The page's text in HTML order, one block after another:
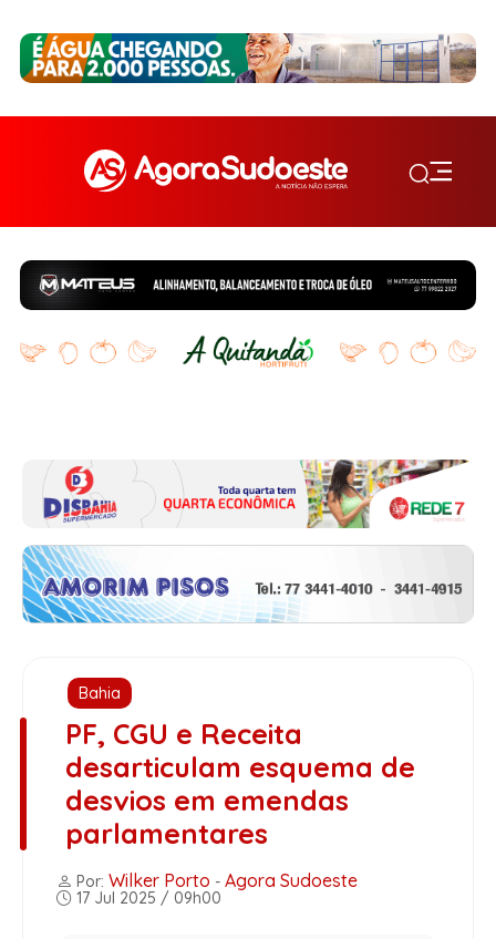
Bahia
PF, CGU e Receita
desarticulam esquema de
desvios em emendas
parlamentares
Por: Wilker Porto - Agora Sudoeste
17 Jul 2025 / 09h00